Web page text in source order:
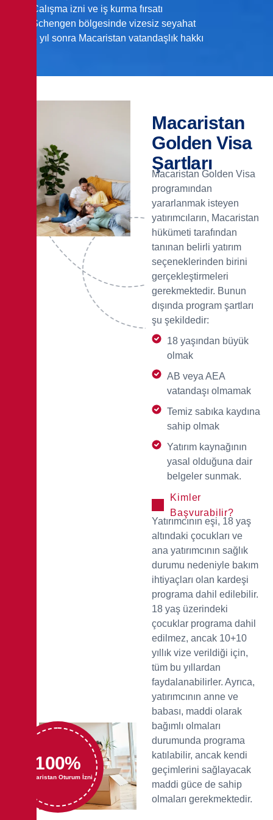
Çalışma izni ve iş kurma fırsatı
Schengen bölgesinde vizesiz seyahat
8 yıl sonra Macaristan vatandaşlık hakkı
Macaristan Oturum İzni
100%
Macaristan
Golden Visa
Şartları
Macaristan Golden Visa
programından
yararlanmak isteyen
yatırımcıların, Macaristan
hükümeti tarafından
tanınan belirli yatırım
seçeneklerinden birini
gerçekleştirmeleri
gerekmektedir. Bunun
dışında program şartları
şu şekildedir:
18 yaşından büyük
olmak
AB veya AEA
vatandaşı olmamak
Temiz sabıka kaydına
sahip olmak
Yatırım kaynağının
yasal olduğuna dair
belgeler sunmak.
Kimler
Başvurabilir?
Yatırımcının eşi, 18 yaş
altındaki çocukları ve
ana yatırımcının sağlık
durumu nedeniyle bakım
ihtiyaçları olan kardeşi
programa dahil edilebilir.
18 yaş üzerindeki
çocuklar programa dahil
edilmez, ancak 10+10
yıllık vize verildiği için,
tüm bu yıllardan
faydalanabilirler. Ayrıca,
yatırımcının anne ve
babası, maddi olarak
bağımlı olmaları
durumunda programa
katılabilir, ancak kendi
geçimlerini sağlayacak
maddi güce de sahip
olmaları gerekmektedir.